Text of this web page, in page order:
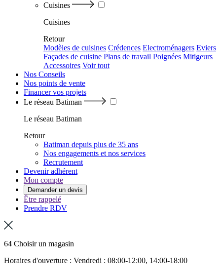
Cuisines
Cuisines
Retour
Modèles de cuisines Crédences Electroménagers Eviers
Façades de cuisine Plans de travail Poignées Mitigeurs
Accessoires Voir tout
Nos Conseils
Nos points de vente
Financer vos projets
Le réseau Batiman
Le réseau Batiman
Retour
Batiman depuis plus de 35 ans
Nos engagements et nos services
Recrutement
Devenir adhérent
Mon compte
Demander un devis
Être rappelé
Prendre RDV
64 Choisir un magasin
Horaires d'ouverture : Vendredi : 08:00-12:00, 14:00-18:00